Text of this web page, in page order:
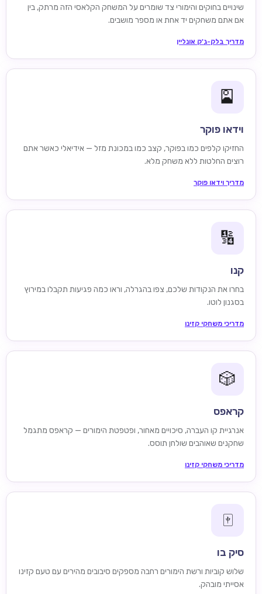
שינויים בחוקים והימורי צד שומרים על המשחק הקלאסי הזה מרתק, בין
אם אתם משחקים יד אחת או מספר מושבים.
מדריך בלק-ג'ק אונליין
🎴
וידאו פוקר
החזיקו קלפים כמו בפוקר, קצב כמו במכונת מזל — אידיאלי כאשר אתם
רוצים החלטות ללא משחק מלא.
מדריך וידאו פוקר
🔢
קנו
בחרו את הנקודות שלכם, צפו בהגרלה, וראו כמה פגיעות תקבלו במירוץ
בסגנון לוטו.
מדריכי משחקי קזינו
🎲
קראפס
אנרגיית קו העברה, סיכויים מאחור, ופטפטת הימורים — קראפס מתגמל
שחקנים שאוהבים שולחן תוסס.
מדריכי משחקי קזינו
🀄
סיק בו
שלוש קוביות ורשת הימורים רחבה מספקים סיבובים מהירים עם טעם קזינו
אסייתי מובהק.